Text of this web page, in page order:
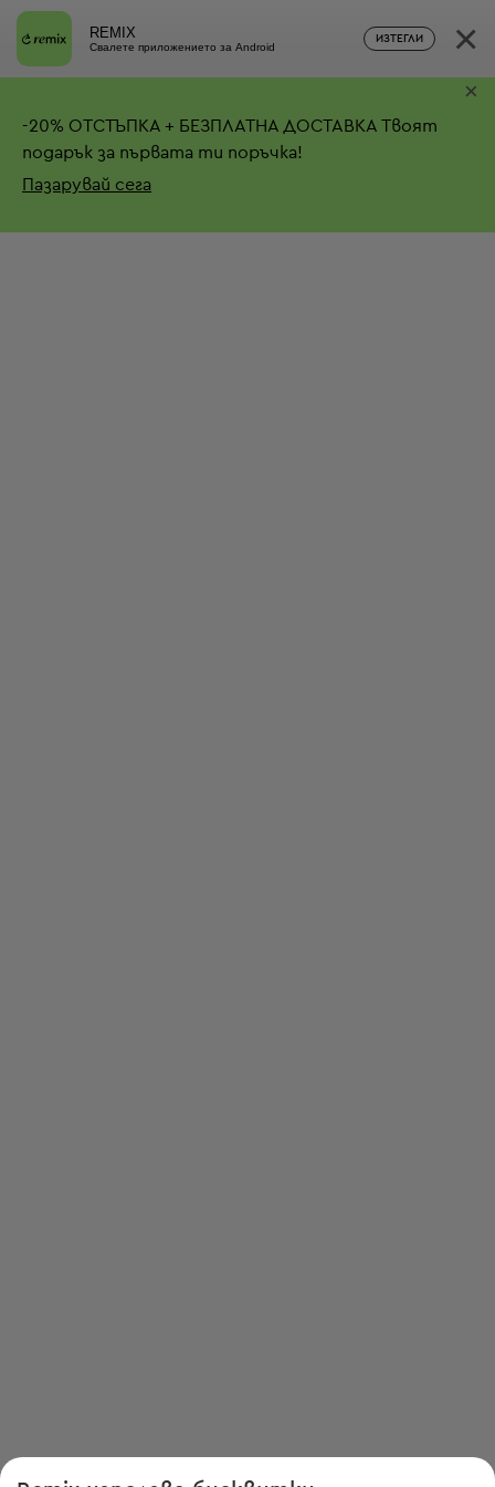
REMIX
Свалете приложението за Android
ИЗТЕГЛИ ×
-20% ОТСТЪПКА + БЕЗПЛАТНА ДОСТАВКА Твоят
подарък за първата ти поръчка!
Пазарувай сега
×